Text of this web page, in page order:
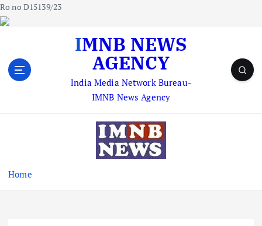
Ro no D15139/23
IMNB NEWS
AGENCY
lndia Media Network Bureau-
IMNB News Agency
Home